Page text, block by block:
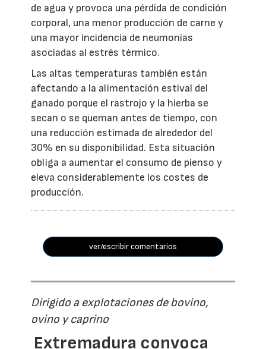
de agua y provoca una pérdida de condición
corporal, una menor producción de carne y
una mayor incidencia de neumonías
asociadas al estrés térmico.
Las altas temperaturas también están
afectando a la alimentación estival del
ganado porque el rastrojo y la hierba se
secan o se queman antes de tiempo, con
una reducción estimada de alrededor del
30% en su disponibilidad. Esta situación
obliga a aumentar el consumo de pienso y
eleva considerablemente los costes de
producción.
ver/escribir comentarios
Dirigido a explotaciones de bovino,
ovino y caprino
Extremadura convoca